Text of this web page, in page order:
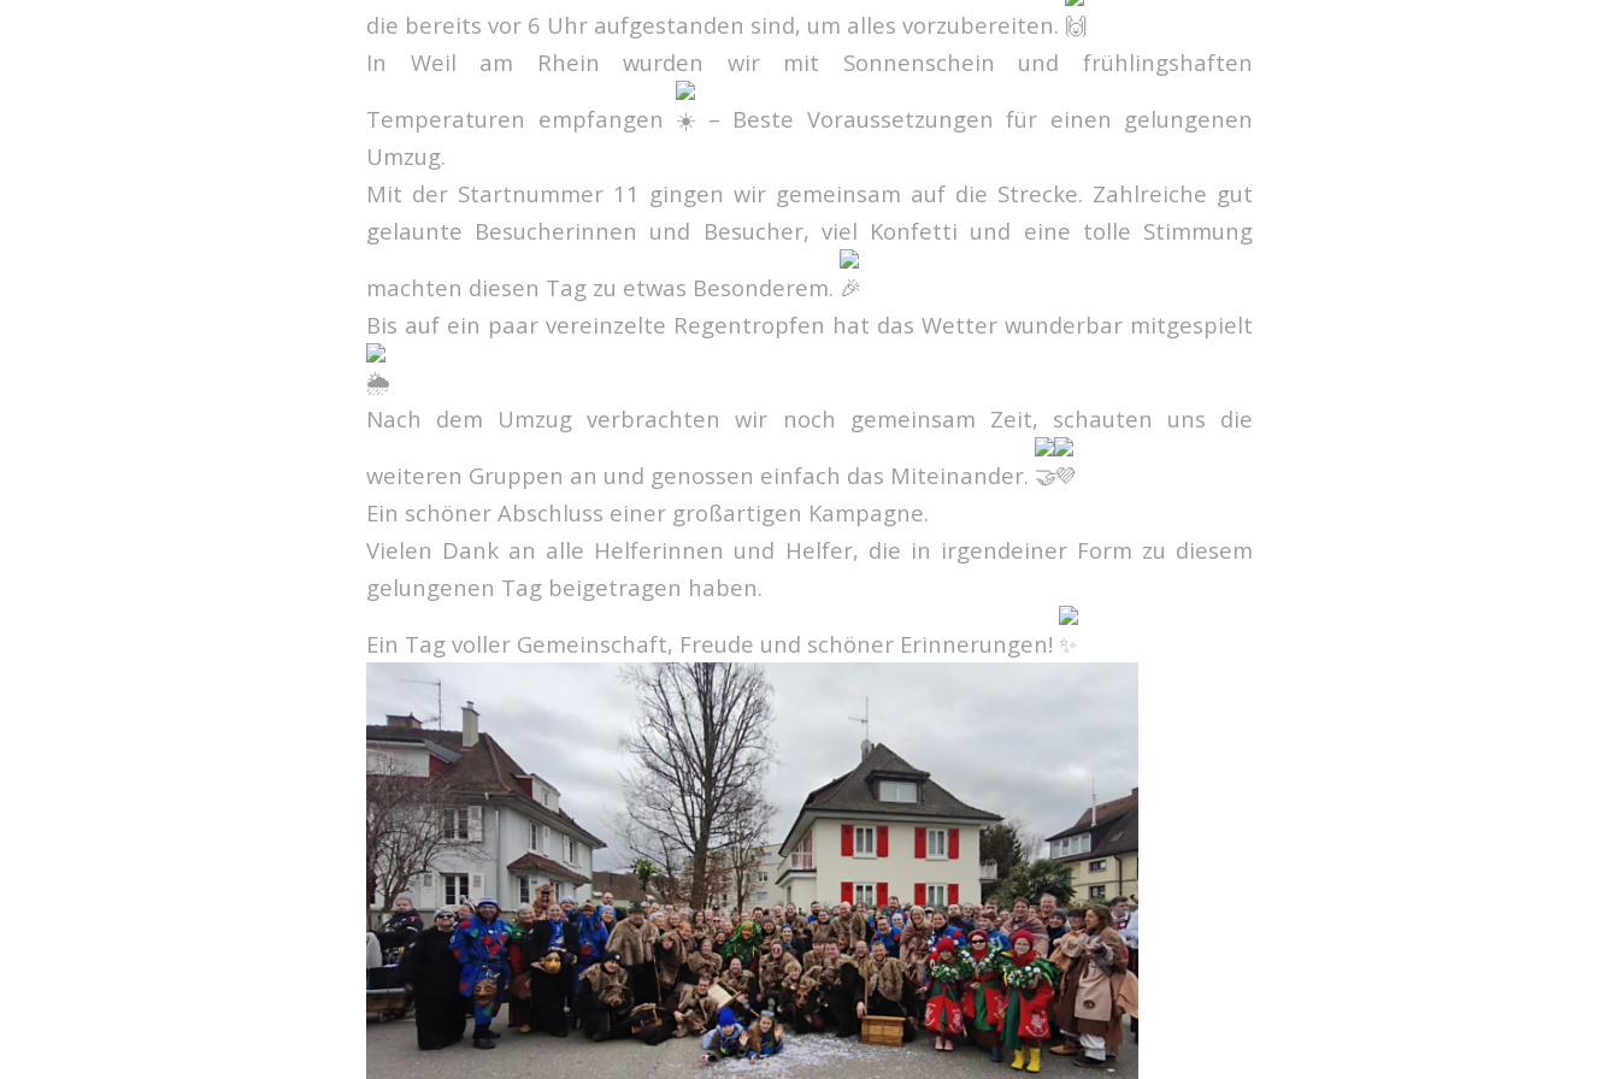
die bereits vor 6 Uhr aufgestanden sind, um alles vorzubereiten.
In Weil am Rhein wurden wir mit Sonnenschein und frühlingshaften
Temperaturen empfangen
– Beste Voraussetzungen für einen gelungenen
Umzug.
Mit der Startnummer 11 gingen wir gemeinsam auf die Strecke. Zahlreiche gut
gelaunte Besucherinnen und Besucher, viel Konfetti und eine tolle Stimmung
machten diesen Tag zu etwas Besonderem.
Bis auf ein paar vereinzelte Regentropfen hat das Wetter wunderbar mitgespielt
Nach dem Umzug verbrachten wir noch gemeinsam Zeit, schauten uns die
weiteren Gruppen an und genossen einfach das Miteinander.
Ein schöner Abschluss einer großartigen Kampagne.
Vielen Dank an alle Helferinnen und Helfer, die in irgendeiner Form zu diesem
gelungenen Tag beigetragen haben.
Ein Tag voller Gemeinschaft, Freude und schöner Erinnerungen!